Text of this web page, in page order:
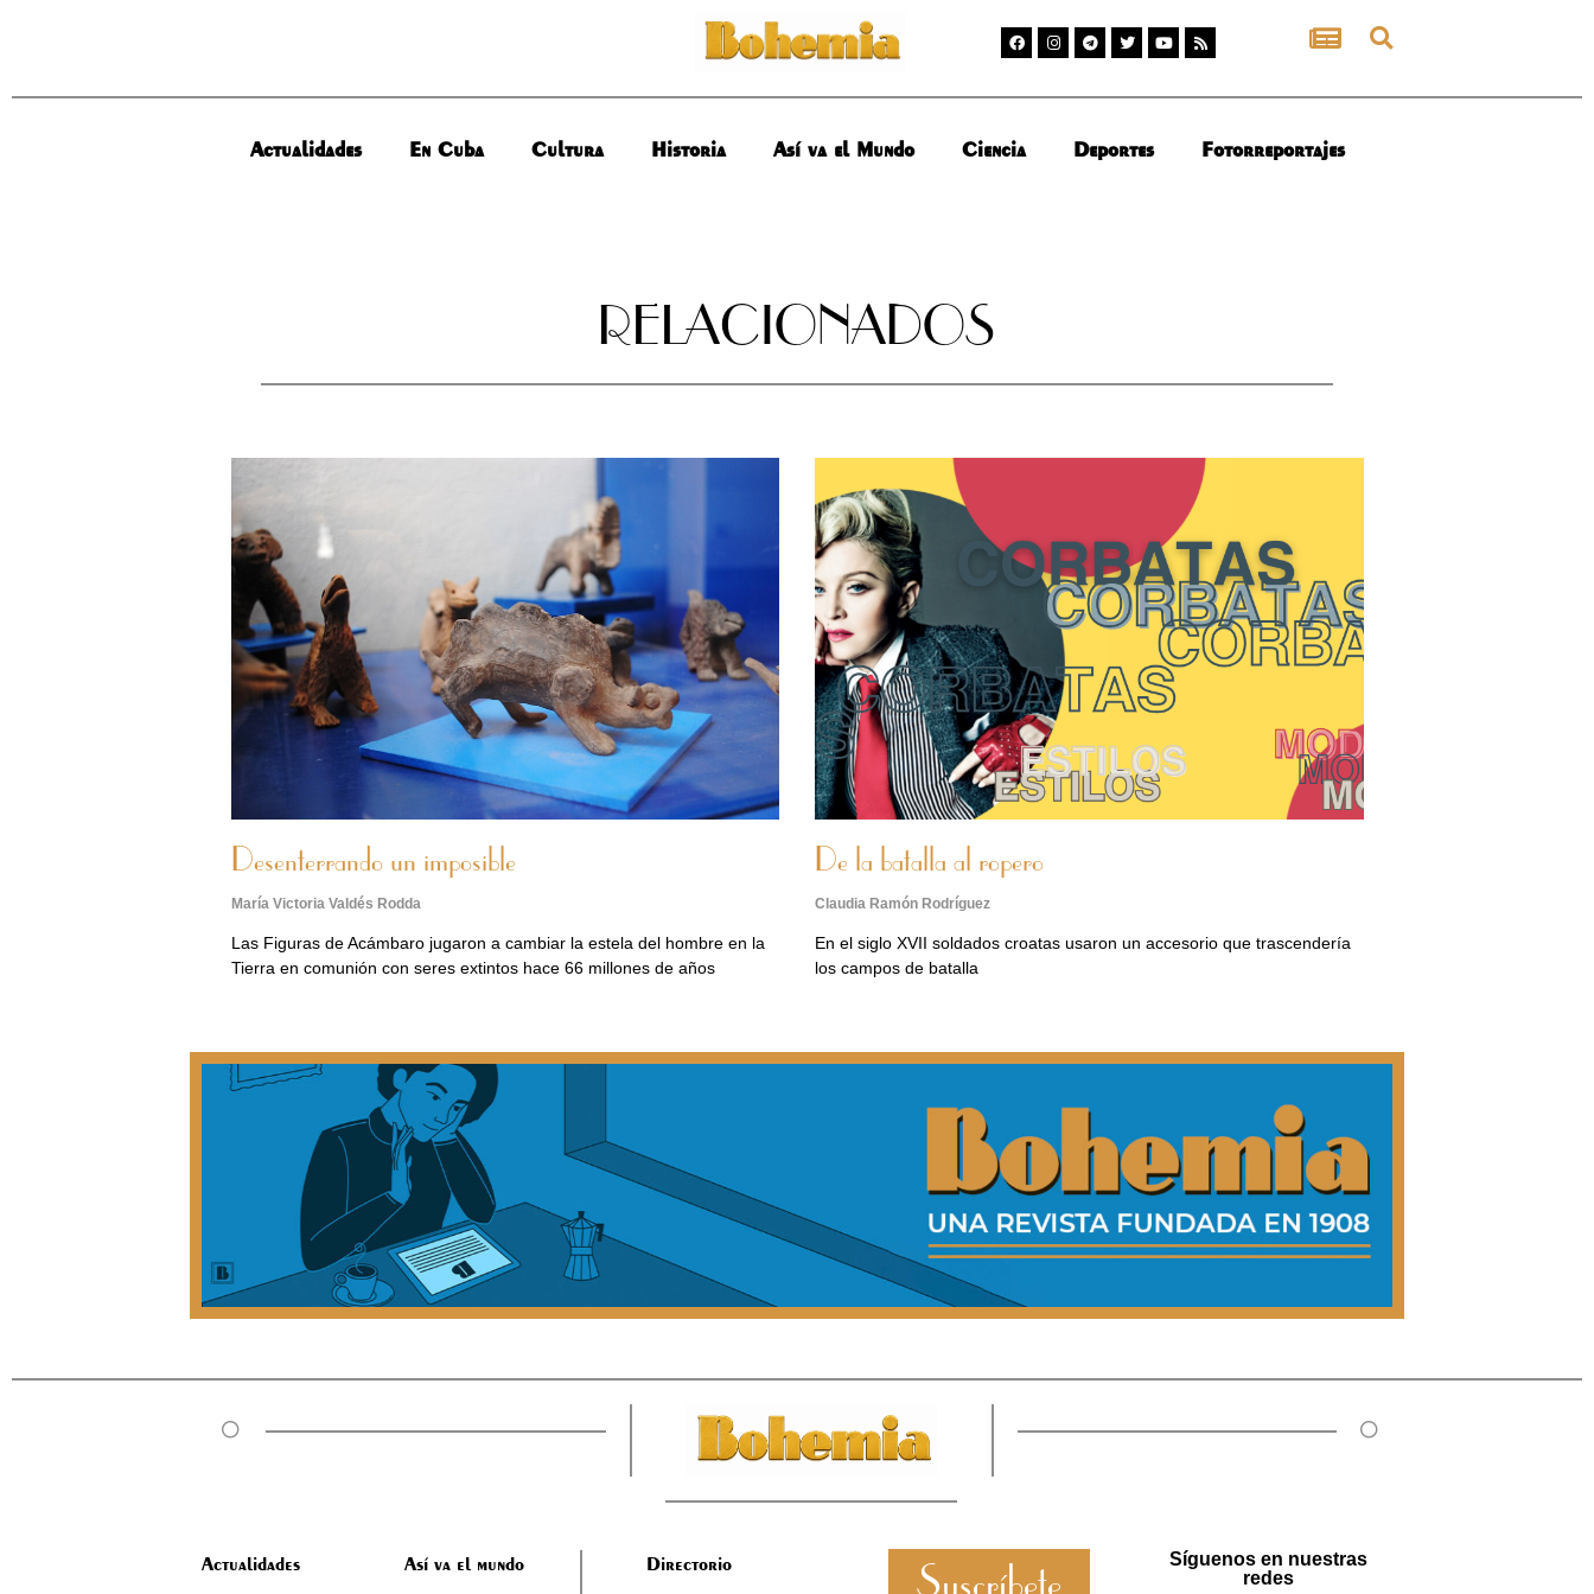
Actualidades En Cuba Cultura Historia Así va el Mundo Ciencia Deportes Fotorreportajes
RELACIONADOS
Desenterrando un imposible
María Victoria Valdés Rodda
Las Figuras de Acámbaro jugaron a cambiar la estela del hombre en la
Tierra en comunión con seres extintos hace 66 millones de años
De la batalla al ropero
Claudia Ramón Rodríguez
En el siglo XVII soldados croatas usaron un accesorio que trascendería
los campos de batalla
Actualidades Así va el mundo Directorio
Síguenos en nuestras
redes